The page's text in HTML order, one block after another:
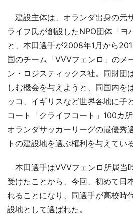
建設主体は、オランダ出身の元
ライフ氏が創設したNPO団体「ヨ
と、本田選手が2008年1月から
国のチーム「VVVフェンロ」のメ
ン・ロジスティックス社。同財団
しむ機会を与えようと、同国内を
ッコ、イギリスなど世界各地に子
コート「クライフコート」100カ
オランダサッカーリーグの最優秀
トの建設地を選ぶ権利を与えている
本田選手はVVVフェンロ所属当
受けたことから、今回、初めて日
れることになり、同選手が高校時
設地として選ばれた。